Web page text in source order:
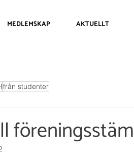
MEDLEMSKAP AKTUELLT
från studenter